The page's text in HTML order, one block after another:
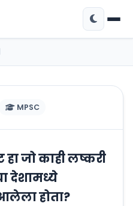
MPSC
हा जो काही लष्करी
देशामध्ये
होता?